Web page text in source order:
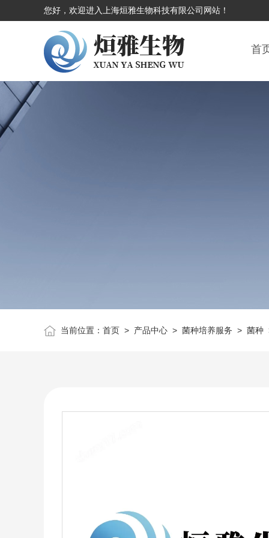
您好，欢迎进入上海烜雅生物科技有限公司网站！
首
当前位置： 首页> 产品中心> 菌种培养服务 > 菌种